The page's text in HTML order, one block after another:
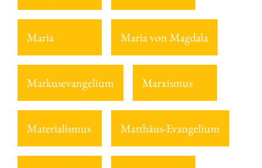
Maria Maria von Magdala
Markusevangelium Marxismus
Materialismus Matthäus-Evangelium